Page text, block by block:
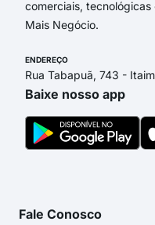
comerciais,
Mais Negócio.
ENDEREÇO
Rua Tabapuã, 743 -
Baixe nosso app
Fale Conosco